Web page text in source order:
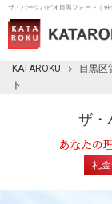
ザ・パークハビオ目黒フォート｜仲
KATAROKU 目黒区
ト
ザ・
あなたの
礼